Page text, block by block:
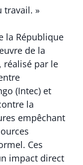
travail. »
la République
de la
réalisé par le
(Intec) et
la
empêchant
Ces
impact direct